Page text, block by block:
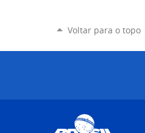
Voltar para o topo